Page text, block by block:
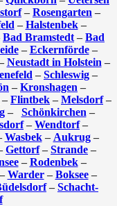
– Rosengarten –
– Halstenbek–
Bad Bramstedt – Bad
– Eckernförde–
Neustadt in Holstein –
– Schleswig –
– Kronshagen –
– Flintbek – Melsdorf–
– Schönkirchen –
– Wendtorf–
Wasbek– Aukrug–
Gettorf– Strande –
– Rodenbek–
Warder– Boksee–
– Schacht-